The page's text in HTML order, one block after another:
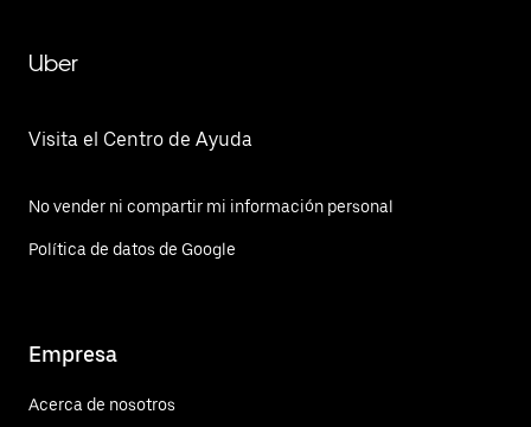
Uber
Visita el Centro de Ayuda
No vender ni compartir mi información personal
Política de datos de Google
Empresa
Acerca de nosotros